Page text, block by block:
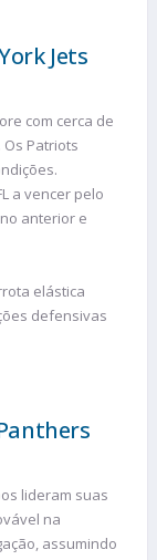
Jets
com cerca de
Patriots
a vencer pelo
anterior e
elástica
defensivas
lideram suas
na
assumindo